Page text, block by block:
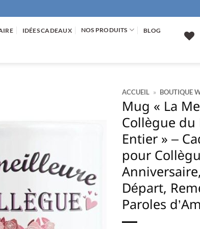
IDÉES CADEAUX NOS PRODUITS BLOG
ACCUEIL » BOUTIQUE
Mug « La
Collègue du
Entier » –
pour
Départ,
Paroles